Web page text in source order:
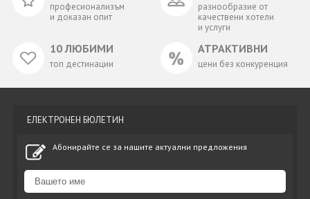
професионализъм
и доказан опит
разнообразие от
качествени хотели
и услуги
10 ЛЮБИМИ
топ дестинации
АТРАКТИВНИ
цени без конкуренция
ЕЛЕКТРОНЕН БЮЛЕТИН
Абонирайте се за нашите актуални предложения